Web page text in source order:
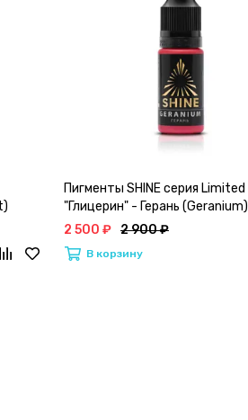
Пигменты SHINE серия Limited
"Глицерин" - Герань (Geranium)
2 500 ₽ 2 900 ₽
В корзину